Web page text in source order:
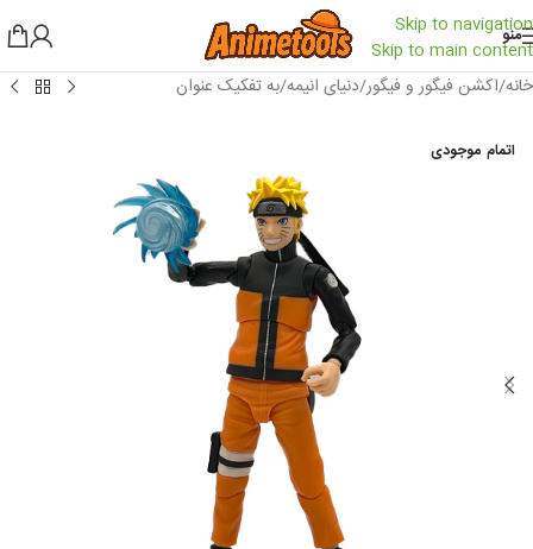
Skip to navigation
Skip to main content
منو
خانه/اکشن فیگور و فیگور/دنیای انیمه/به تفکیک عنوان
اتمام موجودی